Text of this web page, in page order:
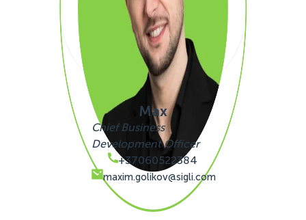
Max
Chief Business
Development Officer
+37060522384
maxim.golikov@sigli.com